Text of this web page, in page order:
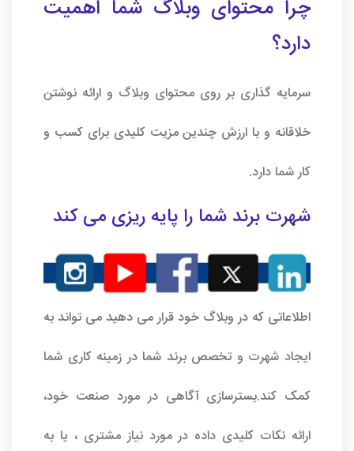
چرا محتوای وبلاگ شما اهمیت
دارد؟
سرمایه گذاری بر روی محتوای وبلاگ و ارائه نوشتن
خلاقانه و با ارزش چندین مزیت کلیدی برای کسب و
کار شما دارد.
شهرت برند شما را پایه ریزی می کند
اطلاعاتی که در وبلاگ خود قرار می دهید می تواند به
ایجاد شهرت و تخصص برند شما در زمینه کاری شما
کمک کند.بسترسازی آگاهی در مورد صنعت خود،
ارائه نکات کلیدی داده در مورد نیاز مشتری ، یا به